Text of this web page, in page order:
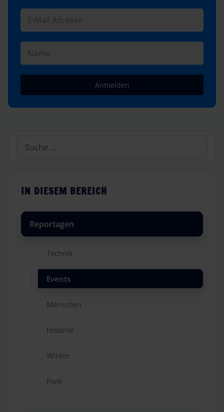
Anmelden
Suchen
IN DIESEM BEREICH
Reportagen
Technik
Events
Menschen
Historie
Winter
Park